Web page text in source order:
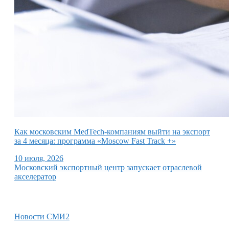
Как московским MedTech-компаниям выйти на экспорт
за 4 месяца: программа «Moscow Fast Track +»
10 июля, 2026
Московский экспортный центр запускает отраслевой
акселератор
Новости СМИ2